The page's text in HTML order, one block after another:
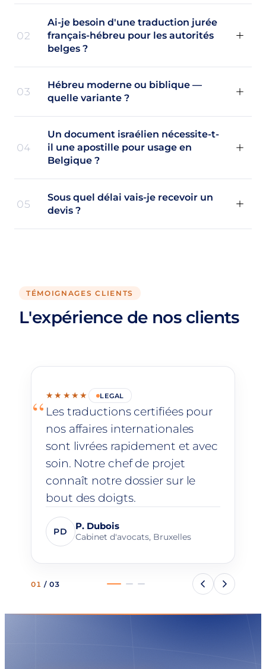
02
Ai-je besoin d'une traduction jurée
français-hébreu pour les autorités
belges ?
03
Hébreu moderne ou biblique —
quelle variante ?
04
Un document israélien nécessite-t-
il une apostille pour usage en
Belgique ?
05
Sous quel délai vais-je recevoir un
devis ?
TÉMOIGNAGES CLIENTS
L'expérience de nos clients
★★★★★ LEGAL
“ Les traductions certifiées pour
nos affaires internationales
sont livrées rapidement et avec
soin. Notre chef de projet
connaît notre dossier sur le
bout des doigts.
PD P. Dubois
Cabinet d'avocats, Bruxelles
01 / 03